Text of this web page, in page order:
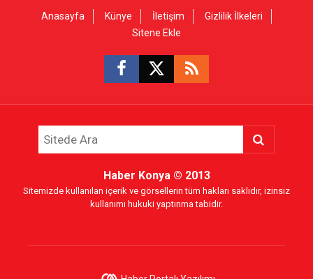
Anasayfa Künye İletişim
Gizlilik İlkeleri
Sitene Ekle
Haber Konya© 2013
Sitemizde kullanılan içerik ve görsellerin tüm hakları saklıdır, izinsiz
kullanımı hukuki yaptırıma tabidir.